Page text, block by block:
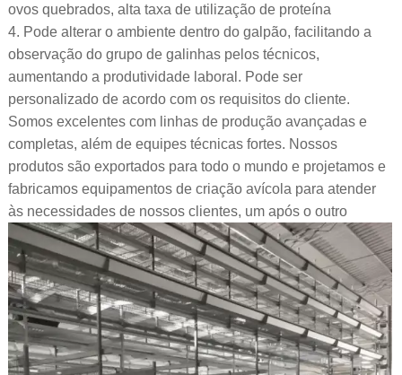
ovos quebrados, alta taxa de utilização de proteína
4. Pode alterar o ambiente dentro do galpão, facilitando a
observação do grupo de galinhas pelos técnicos,
aumentando a produtividade laboral. Pode ser
personalizado de acordo com os requisitos do cliente.
Somos excelentes com linhas de produção avançadas e
completas, além de equipes técnicas fortes. Nossos
produtos são exportados para todo o mundo e projetamos e
fabricamos equipamentos de criação avícola para atender
às necessidades de nossos clientes, um após o outro